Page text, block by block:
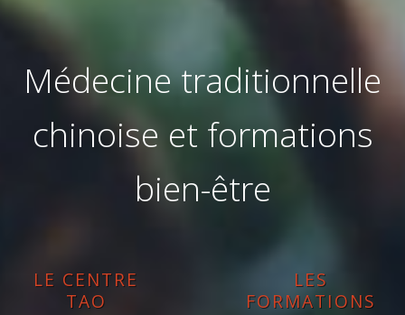
Médecine traditionnelle
chinoise et formations
bien-être
LE CENTRE
TAO
LES
FORMATIONS